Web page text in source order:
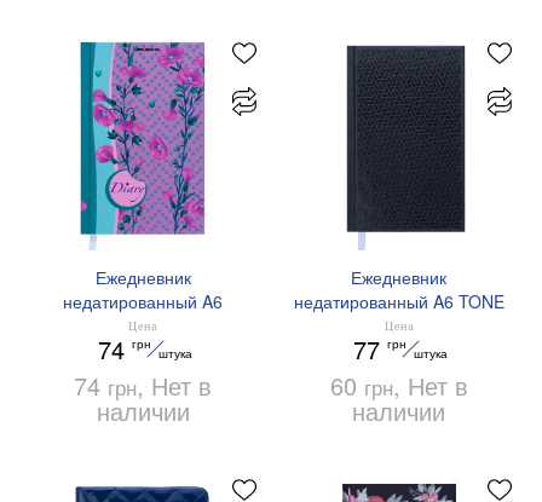
Ежедневник
недатированный A6
CELINE Buromax BM.2602
Цена
74 грн
штука
74 грн, Нет в
наличии
Ежедневник
недатированный A6 TONE
Buromax BM.2600
Цена
77 грн
штука
60 грн, Нет в
наличии